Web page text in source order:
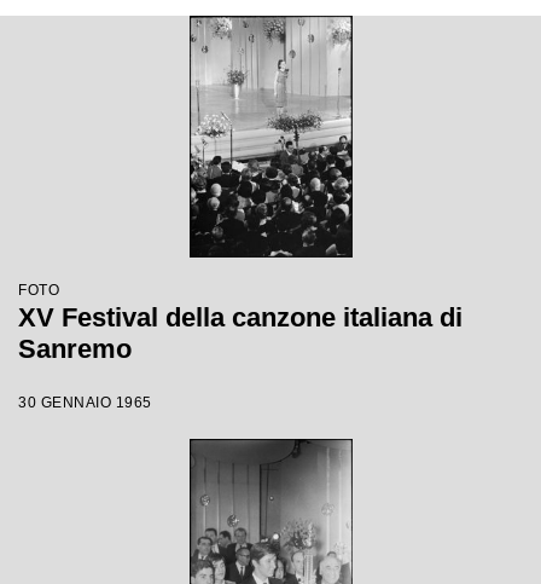
FOTO
XV Festival della canzone italiana di
Sanremo
30 GENNAIO 1965